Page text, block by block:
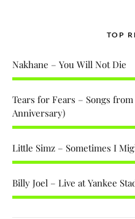
TOP
Nakhane – You Will Not Die
Tears for Fears – Songs
Anniversary)
Little Simz – Sometimes I
Billy Joel – Live at Yankee